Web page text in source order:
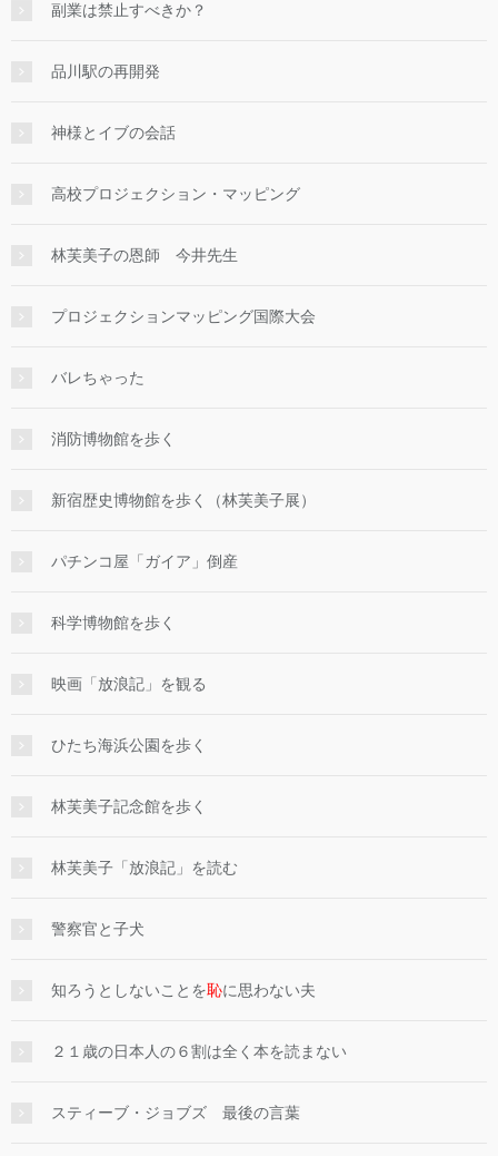
副業は禁止すべきか？
品川駅の再開発
神様とイブの会話
高校プロジェクション・マッピング
林芙美子の恩師 今井先生
プロジェクションマッピング国際大会
バレちゃった
消防博物館を歩く
新宿歴史博物館を歩く（林芙美子展）
パチンコ屋「ガイア」倒産
科学博物館を歩く
映画「放浪記」を観る
ひたち海浜公園を歩く
林芙美子記念館を歩く
林芙美子「放浪記」を読む
警察官と子犬
知ろうとしないことを恥に思わない夫
２１歳の日本人の６割は全く本を読まない
スティーブ・ジョブズ 最後の言葉